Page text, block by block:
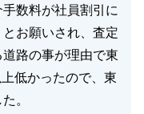
数料が社員割引に
お願いされ、査定
路の事が理由で東
低かったので、東
。